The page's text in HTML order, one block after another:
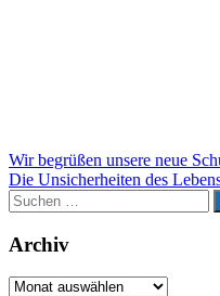
Beitragsnavigation
Wir begrüßen unsere neue
Die Unsicherheiten des
Suchen
nach:
Archiv
Archiv